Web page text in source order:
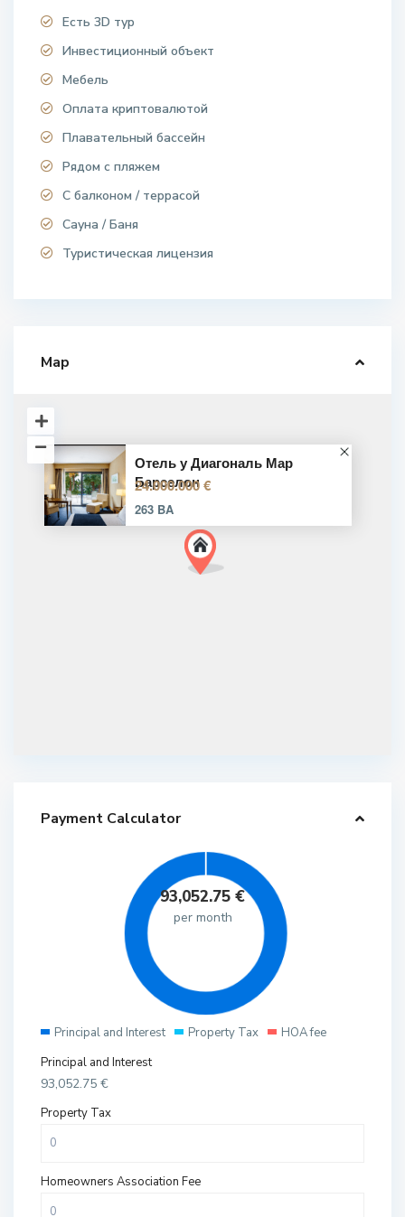
Есть 3D тур
Инвестиционный объект
Мебель
Оплата криптовалютой
Плавательный бассейн
Рядом с пляжем
С балконом / террасой
Сауна / Баня
Туристическая лицензия
Map
Отель у Диагональ Мар
Барселон
24.000.000 €
263 BA
Payment Calculator
93,052.75 €
per month
Principal and Interest Property Tax
HOA fee
Principal and Interest
93,052.75 €
Property Tax
Homeowners Association Fee